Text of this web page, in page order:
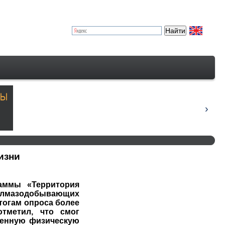
«Территория
опроса более
что смог
физическую